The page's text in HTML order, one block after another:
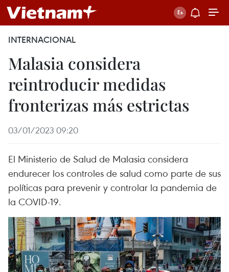
INTERNACIONAL
Malasia considera
reintroducir medidas
fronterizas más estrictas
03/01/2023 09:20
El Ministerio de Salud de Malasia considera
endurecer los controles de salud como parte de sus
políticas para prevenir y controlar la pandemia de
la COVID-19.